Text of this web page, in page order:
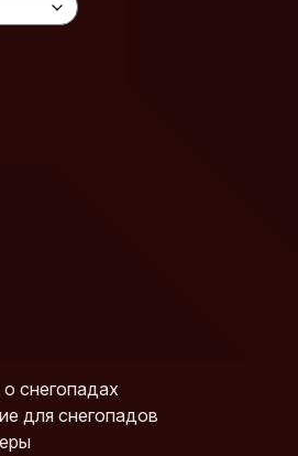
снегопадах
для снегопадов